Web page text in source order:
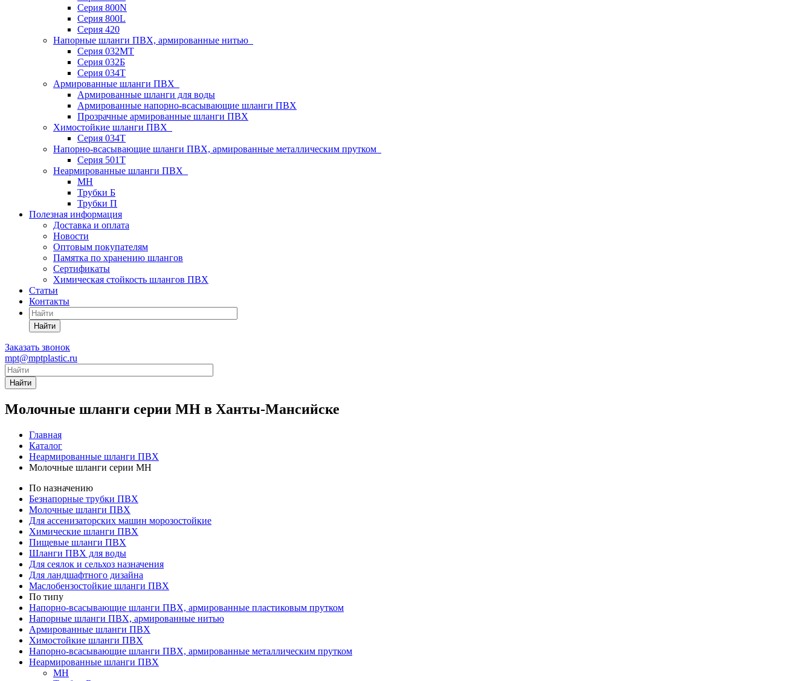
Серия 800N
Серия 800L
Серия 420
Напорные шланги ПВХ, армированные нитью
Серия 032МТ
Серия 032Б
Серия 034Т
Армированные шланги ПВХ
Армированные шланги для воды
Армированные напорно-всасывающие шланги ПВХ
Прозрачные армированные шланги ПВХ
Химостойкие шланги ПВХ
Серия 034Т
Напорно-всасывающие шланги ПВХ, армированные металлическим прутком
Серия 501T
Неармированные шланги ПВХ
МН
Трубки Б
Трубки П
Полезная информация
Доставка и оплата
Новости
Оптовым покупателям
Памятка по хранению шлангов
Сертификаты
Химическая стойкость шлангов ПВХ
Статьи
Контакты
Найти
Заказать звонок
mpt@mptplastic.ru
Найти
Молочные шланги серии МН в Ханты-Мансийске
Главная
Каталог
Неармированные шланги ПВХ
Молочные шланги серии МН
По назначению
Безнапорные трубки ПВХ
Молочные шланги ПВХ
Для ассенизаторских машин морозостойкие
Химические шланги ПВХ
Пищевые шланги ПВХ
Шланги ПВХ для воды
Для сеялок и сельхоз назначения
Для ландшафтного дизайна
Маслобензостойкие шланги ПВХ
По типу
Напорно-всасывающие шланги ПВХ, армированные пластиковым прутком
Напорные шланги ПВХ, армированные нитью
Армированные шланги ПВХ
Химостойкие шланги ПВХ
Напорно-всасывающие шланги ПВХ, армированные металлическим прутком
Неармированные шланги ПВХ
МН